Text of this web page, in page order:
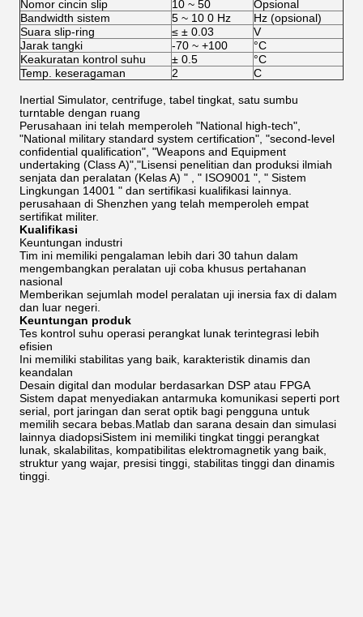
Nomor cincin slip
10 ~ 50
Opsional
Bandwidth sistem
5 ~ 10 0 Hz
Hz (opsional)
Suara slip-ring
≤ ± 0.03
V
Jarak tangki
-70 ~ +100
°C
Keakuratan kontrol suhu
± 0.5
°C
Temp. keseragaman
2 C
Inertial Simulator, centrifuge, tabel tingkat, satu sumbu
turntable dengan ruang
Perusahaan ini telah memperoleh "National high-tech",
"National military standard system certification", "second-level
confidential qualification", "Weapons and Equipment
undertaking (Class A)","Lisensi penelitian dan produksi ilmiah
senjata dan peralatan (Kelas A) " , " ISO9001 ", " Sistem
Lingkungan 14001 " dan sertifikasi kualifikasi lainnya.
perusahaan di Shenzhen yang telah memperoleh empat
sertifikat militer.
Kualifikasi
Keuntungan industri
Tim ini memiliki pengalaman lebih dari 30 tahun dalam
mengembangkan peralatan uji coba khusus pertahanan
nasional
Memberikan sejumlah model peralatan uji inersia fax di dalam
dan luar negeri.
Keuntungan produk
Tes kontrol suhu operasi perangkat lunak terintegrasi lebih
efisien
Ini memiliki stabilitas yang baik, karakteristik dinamis dan
keandalan
Desain digital dan modular berdasarkan DSP atau FPGA
Sistem dapat menyediakan antarmuka komunikasi seperti port
serial, port jaringan dan serat optik bagi pengguna untuk
memilih secara bebas.Matlab dan sarana desain dan simulasi
lainnya diadopsiSistem ini memiliki tingkat tinggi perangkat
lunak, skalabilitas, kompatibilitas elektromagnetik yang baik,
struktur yang wajar, presisi tinggi, stabilitas tinggi dan dinamis
tinggi.